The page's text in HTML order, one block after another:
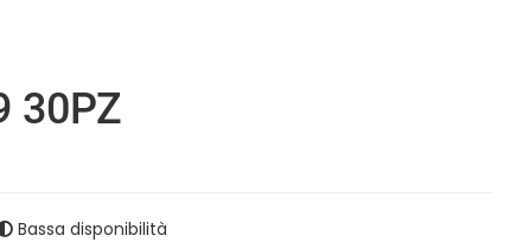
30PZ
Bassa disponibilità